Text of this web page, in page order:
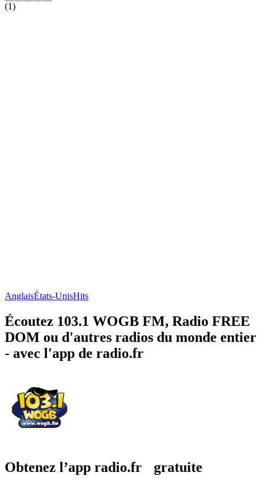
(1)
AnglaisÉtats-UnisHits
Écoutez 103.1 WOGB FM, Radio FREE
DOM ou d'autres radios du monde entier
- avec l'app de radio.fr
Obtenez l’app radio.fr gratuite